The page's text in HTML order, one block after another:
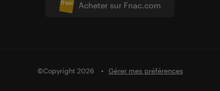
Acheter sur Fnac.com
©Copyright 2026 Gérer mes préférences